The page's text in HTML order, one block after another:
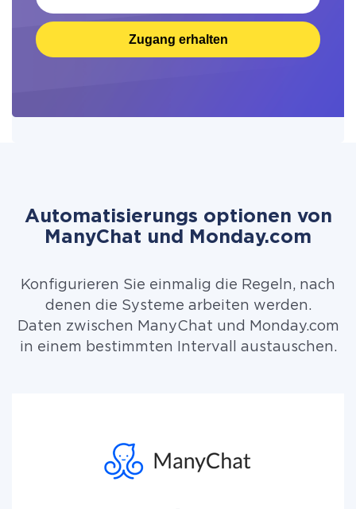
Zugang erhalten
Automatisierungs optionen von
ManyChat und Monday.com
Konfigurieren Sie einmalig die Regeln, nach
denen die Systeme arbeiten werden.
Daten zwischen ManyChat und Monday.com
in einem bestimmten Intervall austauschen.